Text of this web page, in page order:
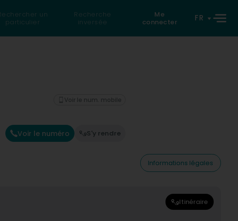
un
particulier
Recherche
inversée
Me
connecter
FR
Voir le numéro S'y rendre
Voir le num. mobile
Informations légales
Itinéraire